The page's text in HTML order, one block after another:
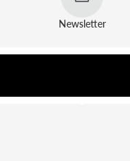
Newsletter